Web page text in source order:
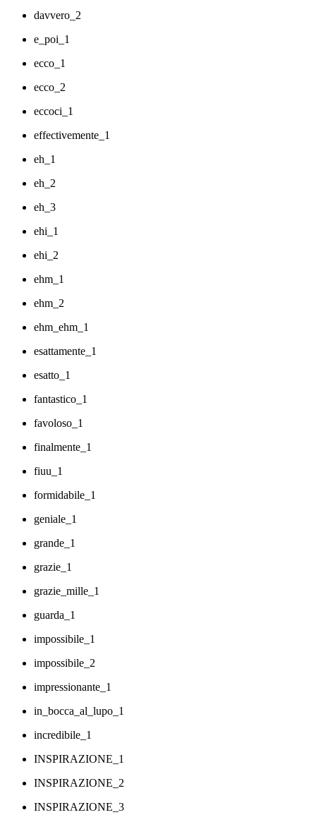
davvero_2
e_poi_1
ecco_1
ecco_2
eccoci_1
effectivemente_1
eh_1
eh_2
eh_3
ehi_1
ehi_2
ehm_1
ehm_2
ehm_ehm_1
esattamente_1
esatto_1
fantastico_1
favoloso_1
finalmente_1
fiuu_1
formidabile_1
geniale_1
grande_1
grazie_1
grazie_mille_1
guarda_1
impossibile_1
impossibile_2
impressionante_1
in_bocca_al_lupo_1
incredibile_1
INSPIRAZIONE_1
INSPIRAZIONE_2
INSPIRAZIONE_3